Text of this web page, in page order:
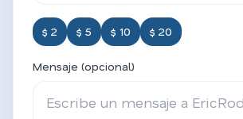
$ 2 $ 5 $ 10 $ 20
Mensaje (opcional)